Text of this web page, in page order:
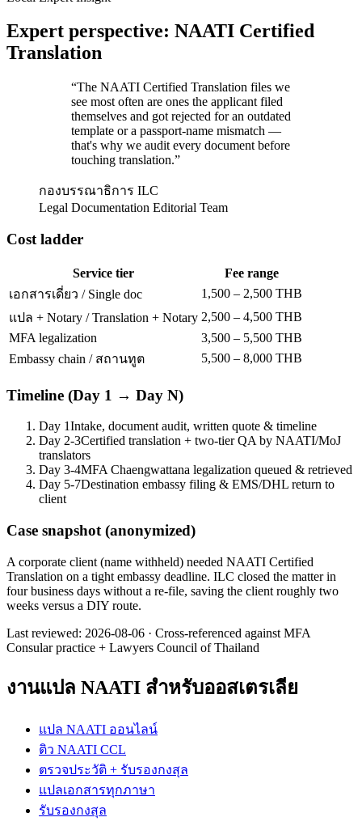
Expert perspective: NAATI Certified
Translation
“The NAATI Certified Translation files we
see most often are ones the applicant filed
themselves and got rejected for an outdated
template or a passport-name mismatch —
that's why we audit every document before
touching translation.”
กองบรรณาธิการ ILC
Legal Documentation Editorial Team
Cost ladder
Service tier
Fee range
เอกสารเดี่ยว / Single doc
1,500 – 2,500 THB
แปล + Notary / Translation + Notary 2,500 – 4,500 THB
MFA legalization
3,500 – 5,500 THB
Embassy chain / สถานทูต
5,500 – 8,000 THB
Timeline (Day 1 → Day N)
Day 1Intake, document audit, written quote & timeline
Day 2-3Certified translation + two-tier QA by NAATI/MoJ
translators
Day 3-4MFA Chaengwattana legalization queued & retrieved
Day 5-7Destination embassy filing & EMS/DHL return to
client
Case snapshot (anonymized)
A corporate client (name withheld) needed NAATI Certified
Translation on a tight embassy deadline. ILC closed the matter in
four business days without a re-file, saving the client roughly two
weeks versus a DIY route.
Last reviewed: 2026-08-06 · Cross-referenced against MFA
Consular practice + Lawyers Council of Thailand
งานแปล NAATI สำหรับออสเตรเลีย
แปล NAATI ออนไลน์
ติว NAATI CCL
ตรวจประวัติ + รับรองกงสุล
แปลเอกสารทุกภาษา
รับรองกงสุล